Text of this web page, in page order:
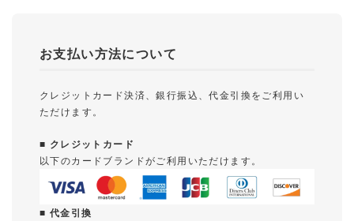
お支払い方法について
クレジットカード決済、銀行振込、代金引換をご利用い
ただけます。
■ クレジットカード
以下のカードブランドがご利用いただけます。
■ 代金引換